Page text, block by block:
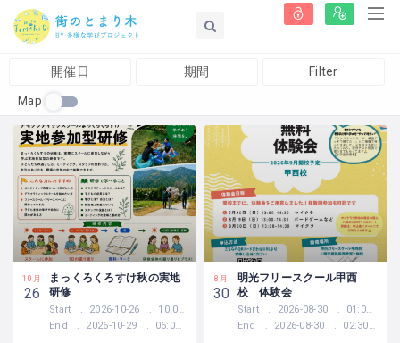
開催日 期間 Filter
Map
10月
26
まっくろくろすけ秋の実地
研修
Start 2026-10-26
10:00 AM
End
2026-10-29 06:00 PM
8月
30
明光フリースクール甲西
校 体験会
Start 2026-08-30
01:00 PM
End
2026-08-30 02:30 PM